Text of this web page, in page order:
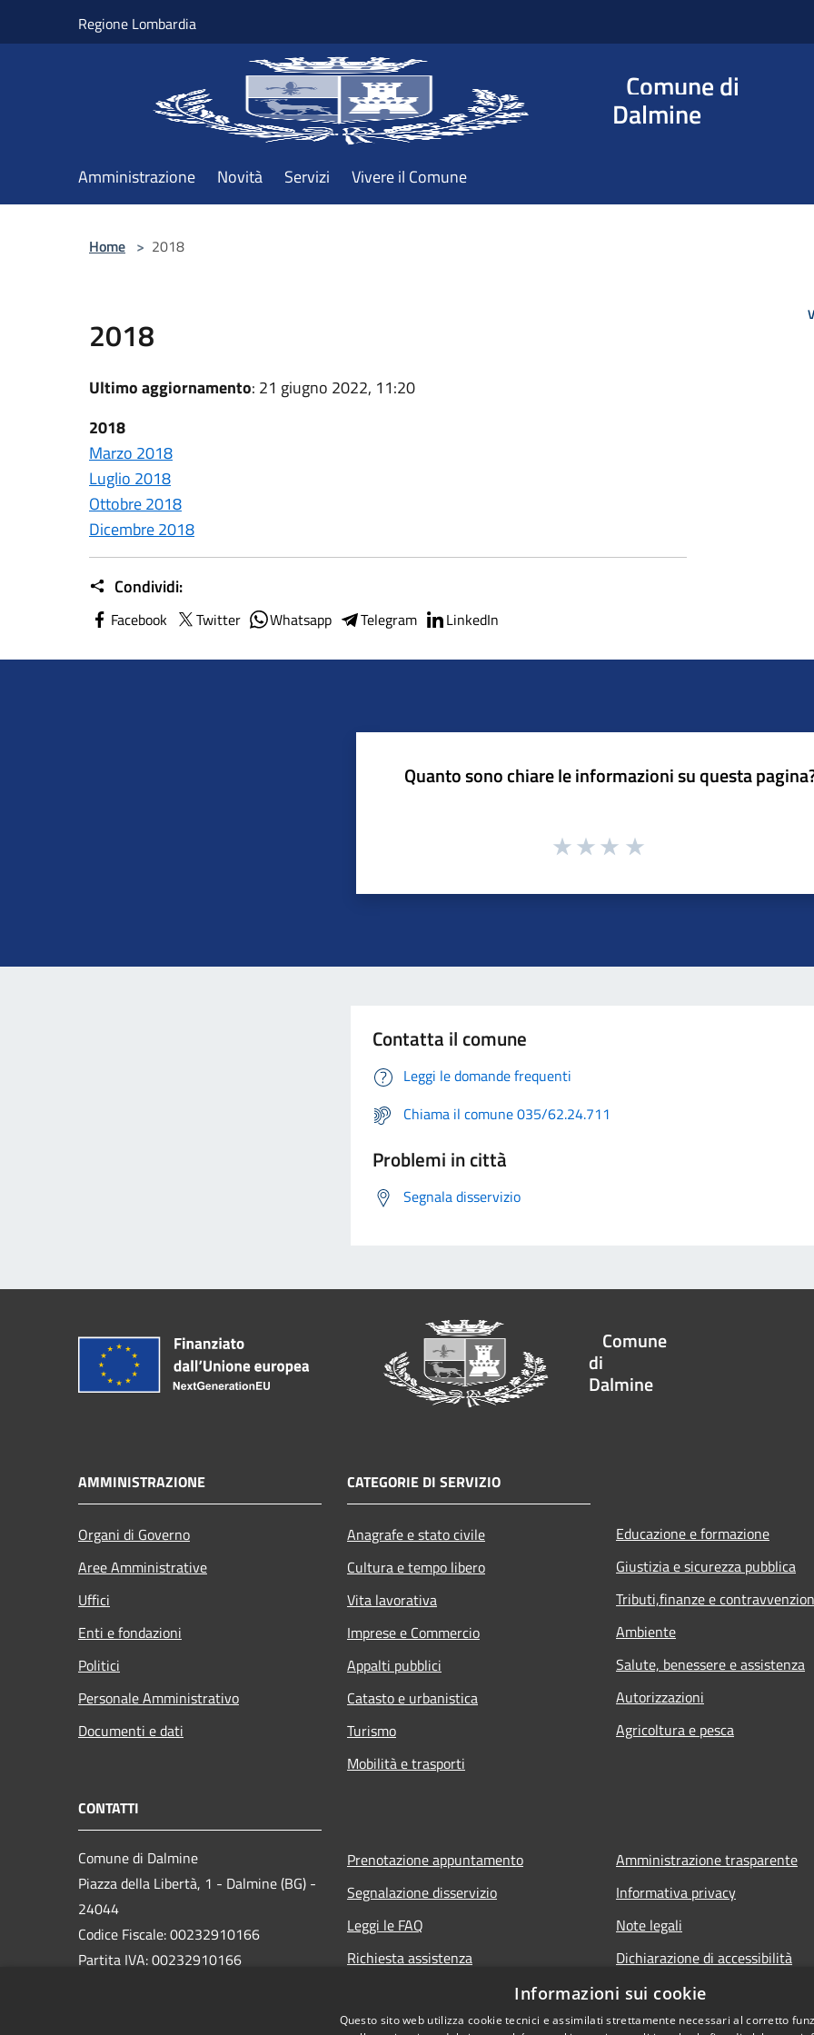
Regione Lombardia
Comune di
Dalmine
Amministrazione Novità Servizi Vivere il Comune
Home > 2018
2018
Ultimo aggiornamento: 21 giugno 2022, 11:20
2018
Marzo 2018
Luglio 2018
Ottobre 2018
Dicembre 2018
Condividi:
Facebook Twitter Whatsapp Telegram LinkedIn
Quanto sono chiare le informazioni su questa
Contatta il comune
Leggi le domande frequenti
Chiama il comune 035/62.24.711
Problemi in città
Segnala disservizio
Comune
di
Dalmine
AMMINISTRAZIONE
Organi di Governo
Aree Amministrative
Uffici
Enti e fondazioni
Politici
Personale Amministrativo
Documenti e dati
CATEGORIE DI SERVIZIO
Anagrafe e stato civile
Cultura e tempo libero
Vita lavorativa
Imprese e Commercio
Appalti pubblici
Catasto e urbanistica
Turismo
Mobilità e trasporti
Educazione e formazione
Giustizia e sicurezza pubblica
Tributi,finanze e
Ambiente
Salute, benessere e assistenza
Autorizzazioni
Agricoltura e pesca
CONTATTI
Comune di Dalmine
Piazza della Libertà, 1 - Dalmine (BG) -
24044
Codice Fiscale: 00232910166
Partita IVA: 00232910166
Prenotazione appuntamento
Segnalazione disservizio
Leggi le FAQ
Richiesta assistenza
Amministrazione trasparente
Informativa privacy
Note legali
Dichiarazione di accessibilità
Piano di miglioramento del sito
Informazioni sui cookie
Questo sito web utilizza cookie tecnici e assimilati strettamente necessari al corretto